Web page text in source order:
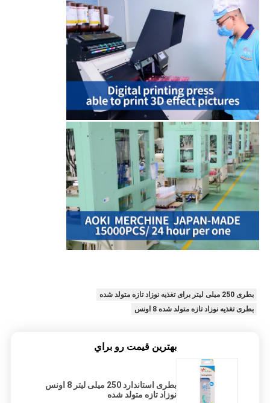
بطری 250 میلی لیتر برای تغذیه نوزاد تازه متولد شده
بطری تغذیه نوزاد تازه متولد شده 8 اونس
بهترين قيمت رو براي
بطری استاندارد 250 میلی لیتر 8 اونس
نوزاد تازه متولد شده